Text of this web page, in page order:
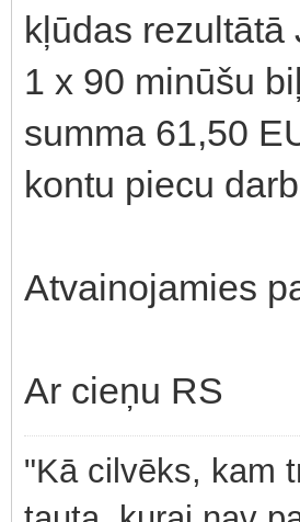
kļūdas rezultātā
1 x 90 minūšu
summa 61,50
kontu piecu
Atvainojamies
Ar cieņu RS
"Kā cilvēks, kam